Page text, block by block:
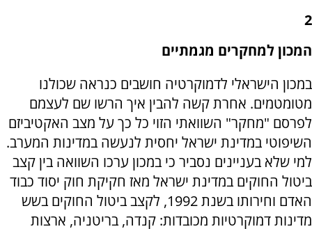
2
המכון למחקרים מגמתיים
במכון הישראלי לדמוקרטיה חושבים כנראה שכולנו
מטומטמים. אחרת קשה להבין איך הרשו שם לעצמם
לפרסם "מחקר" השוואתי הזוי כל כך על מצב האקטיביזם
השיפוטי במדינת ישראל יחסית לנעשה במדינות המערב.
למי שלא בעניינים נסביר כי במכון ערכו השוואה בין קצב
ביטול החוקים במדינת ישראל מאז חקיקת חוק יסוד כבוד
האדם וחירותו בשנת 1992, לקצב ביטול החוקים בשש
מדינות דמוקרטיות מכובדות: קנדה, בריטניה, ארצות